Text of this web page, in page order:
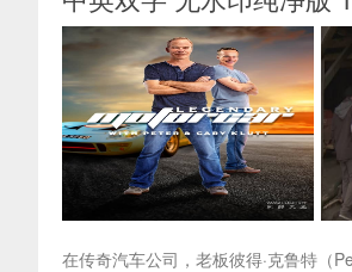
在传奇汽车公司，老板彼得·克鲁特（